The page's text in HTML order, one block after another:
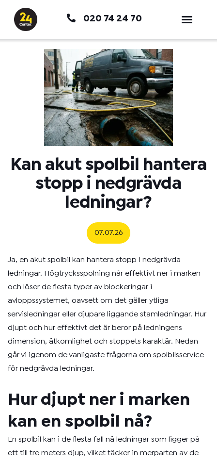
innehåll
020 74 24 70
Kan akut spolbil hantera
stopp i nedgrävda
ledningar?
07.07.26
Ja, en akut spolbil kan hantera stopp i nedgrävda
ledningar. Högtrycksspolning når effektivt ner i marken
och löser de flesta typer av blockeringar i
avloppssystemet, oavsett om det gäller ytliga
servisledningar eller djupare liggande stamledningar. Hur
djupt och hur effektivt det är beror på ledningens
dimension, åtkomlighet och stoppets karaktär. Nedan
går vi igenom de vanligaste frågorna om spolbilsservice
för nedgrävda ledningar.
Hur djupt ner i marken
kan en spolbil nå?
En spolbil kan i de flesta fall nå ledningar som ligger på
ett till tre meters djup, vilket täcker in merparten av de